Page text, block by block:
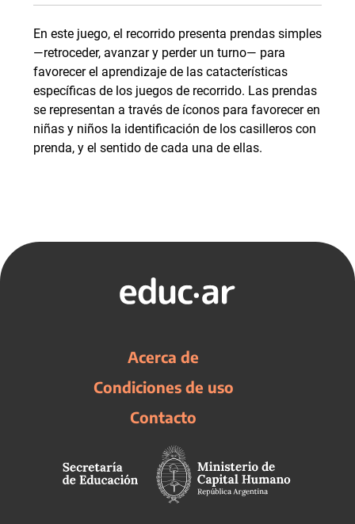
En este juego, el recorrido presenta prendas simples
—retroceder, avanzar y perder un turno— para
favorecer el aprendizaje de las catacterísticas
específicas de los juegos de recorrido. Las prendas
se representan a través de íconos para favorecer en
niñas y niños la identificación de los casilleros con
prenda, y el sentido de cada una de ellas.
Acerca de
Condiciones de uso
Contacto